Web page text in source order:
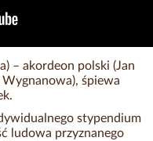
– akordeon polski (Jan
śpiewa
stypendium
ludowa przyznanego